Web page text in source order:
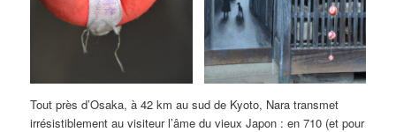
Tout près d’Osaka, à 42 km au sud de Kyoto, Nara transmet
irrésistiblement au visiteur l’âme du vieux Japon : en 710 (et pour